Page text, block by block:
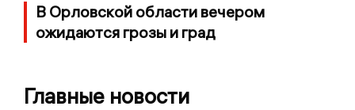
В Орловской области вечером
ожидаются грозы и град
Главные новости